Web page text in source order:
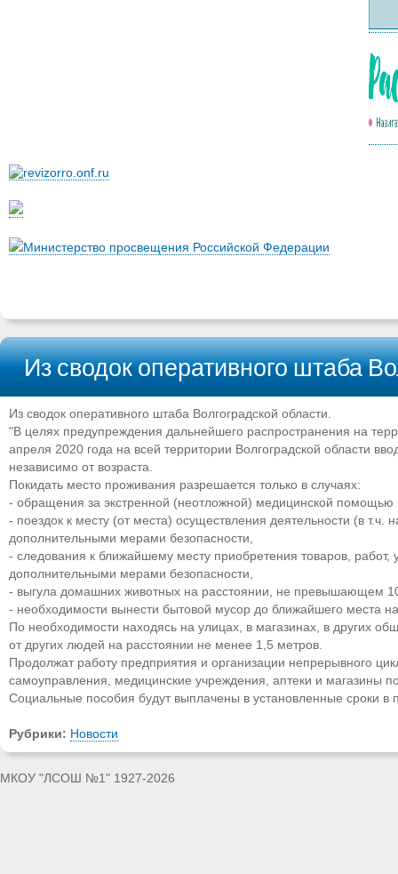
Министерство просвещения Российской Федерации
Из сводок оперативного штаба
Из сводок оперативного штаба Волгоградской области.
"В целях предупреждения дальнейшего распространения на
апреля 2020 года на всей территории Волгоградской области
независимо от возраста.
Покидать место проживания разрешается только в случаях:
- обращения за экстренной (неотложной) медицинской
- поездок к месту (от места) осуществления деятельности (в
дополнительными мерами безопасности,
- следования к ближайшему месту приобретения товаров, работ,
дополнительными мерами безопасности,
- выгула домашних животных на расстоянии, не превышающем
- необходимости вынести бытовой мусор до ближайшего места
По необходимости находясь на улицах, в магазинах, в других
от других людей на расстоянии не менее 1,5 метров.
Продолжат работу предприятия и организации непрерывного
самоуправления, медицинские учреждения, аптеки и магазины
Социальные пособия будут выплачены в установленные сроки
Рубрики: Новости
МКОУ "ЛСОШ №1" 1927-2026